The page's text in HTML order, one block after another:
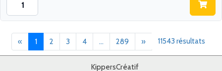
«Précédent
1(current)
2 3 4 ... 289 »Suivant11543 résultats
KippersCréatif